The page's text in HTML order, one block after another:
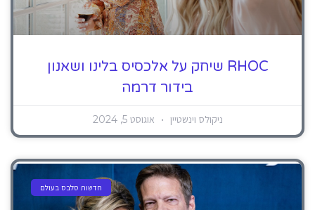
RHOC שיחק על אלכסיס בלינו ושאנון
בידור דרמה
ניקולס וינשטיין אוגוסט 5, 2024
חדשות סלבס בעולם